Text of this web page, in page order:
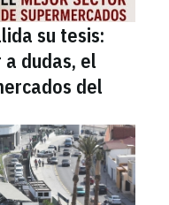
su tesis:
dudas, el
del